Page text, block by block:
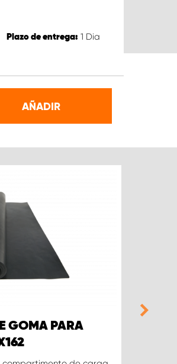
Plazo de entrega: 1 Dia
AÑADIR
GOMA PARA